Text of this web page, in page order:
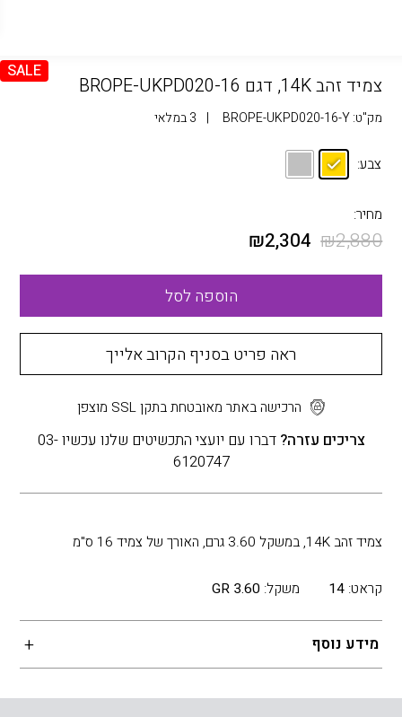
SALE
צמיד זהב 14K, דגם BROPE-UKPD020-16
מק"ט:BROPE-UKPD020-16-Y
| 3 במלאי
צבע:
מחיר:
₪2,880
₪2,304
הוספה לסל
ראה פריט בסניף הקרוב אלייך
הרכישה באתר מאובטחת בתקן SSL מוצפן
צריכים עזרה?
דברו עם יועצי התכשיטים שלנו עכשיו 03-
6120747
צמיד זהב 14K, במשקל 3.60 גרם, האורך של צמיד 16 ס"מ
קראט: 14 משקל: 3.60 GR
מידע נוסף